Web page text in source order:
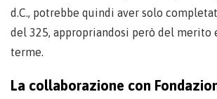
d.C., potrebbe quindi aver solo
del 325, appropriandosi però del merito
terme.
La collaborazione con